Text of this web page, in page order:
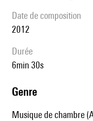
date de composition
2012
durée
6min 30s
genre
Musique de chambre